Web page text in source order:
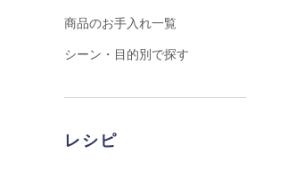
商品のお手入れ一覧
シーン・目的別で探す
レシピ